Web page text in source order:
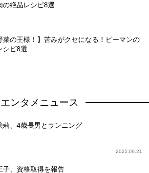
の絶品レシピ8選
菜の王様！】苦みがクセになる！ピーマンの
シピ8選
エンタメニュース
莉、4歳長男とランニング
2025.09.21
子、資格取得を報告